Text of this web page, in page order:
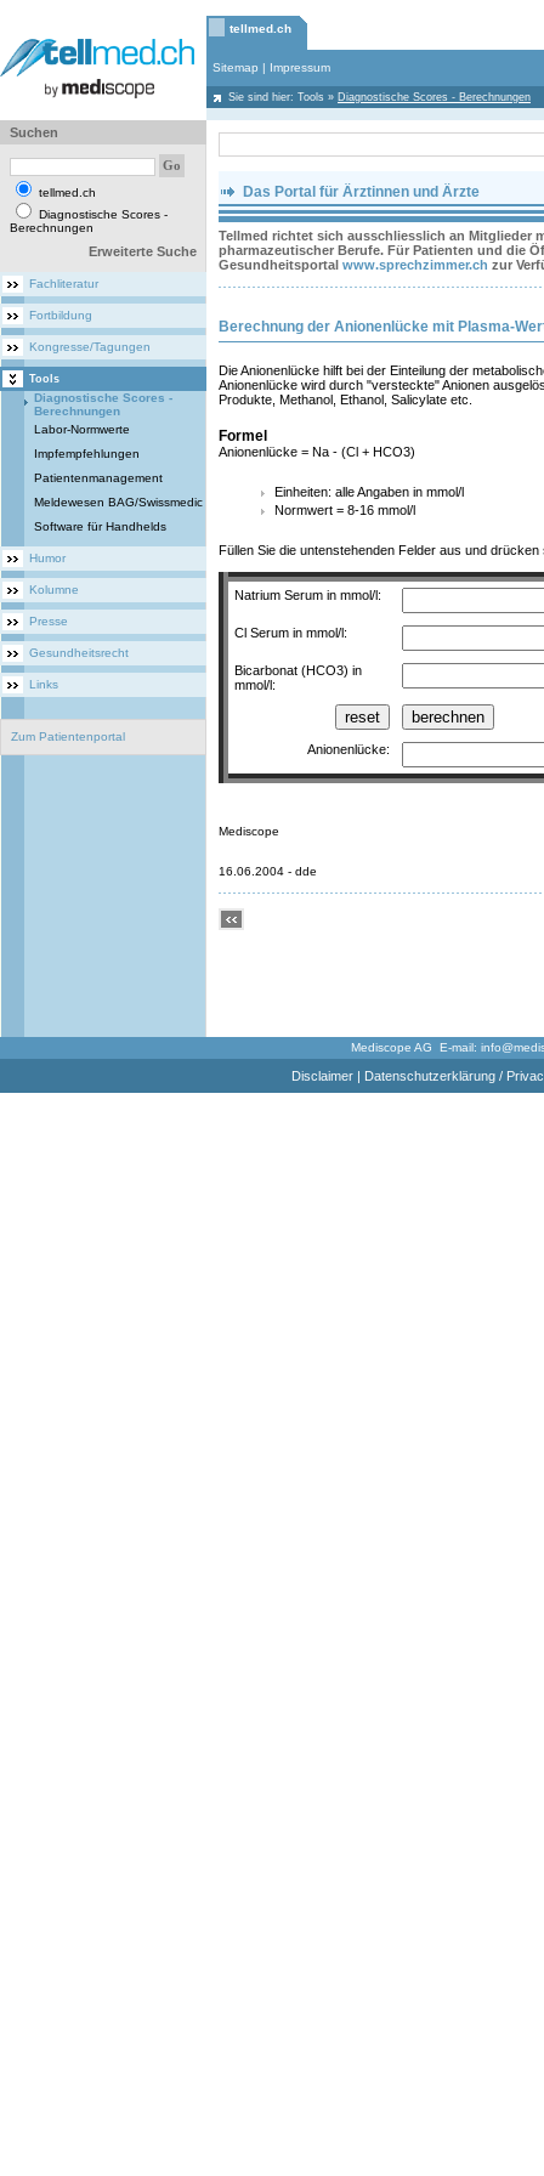
tellmed.ch
Sitemap | Impressum
Sie sind hier: Tools » Diagnostische Scores - Berechnungen
Suchen
tellmed.ch
Diagnostische Scores -
Berechnungen
Erweiterte Suche
Fachliteratur
Fortbildung
Kongresse/Tagungen
Tools
Diagnostische Scores -
Berechnungen
Labor-Normwerte
Impfempfehlungen
Patientenmanagement
Meldewesen BAG/Swissmedic
Software für Handhelds
Humor
Kolumne
Presse
Gesundheitsrecht
Links
Zum Patientenportal
Das Portal für Ärztinnen und Ärzte
Tellmed richtet sich ausschliesslich an Mitglieder
pharmazeutischer Berufe. Für Patienten und die
Gesundheitsportal www.sprechzimmer.ch zur
Berechnung der Anionenlücke mit Plasma-
Die Anionenlücke hilft bei der Einteilung der
Anionenlücke wird durch "versteckte" Anionen
Produkte, Methanol, Ethanol, Salicylate etc.
Formel
Anionenlücke = Na - (Cl + HCO3)
Einheiten: alle Angaben in mmol/l
Normwert = 8-16 mmol/l
Füllen Sie die untenstehenden Felder aus und drücken
Natrium Serum in mmol/l:
Cl Serum in mmol/l:
Bicarbonat (HCO3) in
mmol/l:
Anionenlücke:
Mediscope
16.06.2004 - dde
Mediscope AG E-mail:
Disclaimer| Datenschutzerklärung /